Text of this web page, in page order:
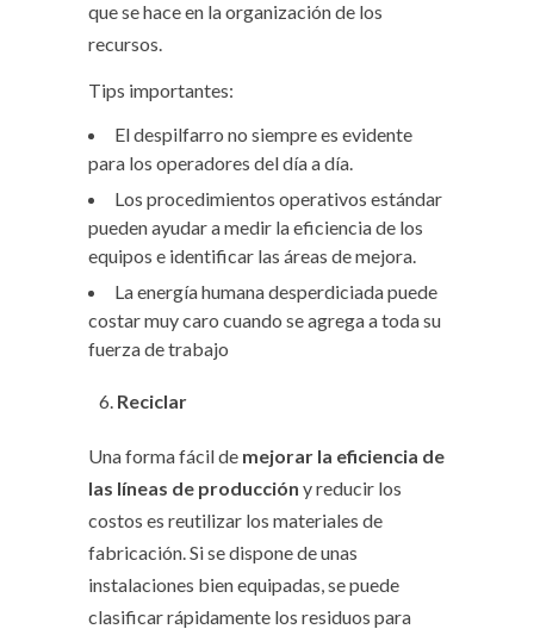
que se hace en la organización de los
recursos.
Tips importantes:
El despilfarro no siempre es evidente
para los operadores del día a día.
Los procedimientos operativos estándar
pueden ayudar a medir la eficiencia de los
equipos e identificar las áreas de mejora.
La energía humana desperdiciada puede
costar muy caro cuando se agrega a toda su
fuerza de trabajo
Reciclar
Una forma fácil de mejorar la eficiencia de
las líneas de producción y reducir los
costos es reutilizar los materiales de
fabricación. Si se dispone de unas
instalaciones bien equipadas, se puede
clasificar rápidamente los residuos para